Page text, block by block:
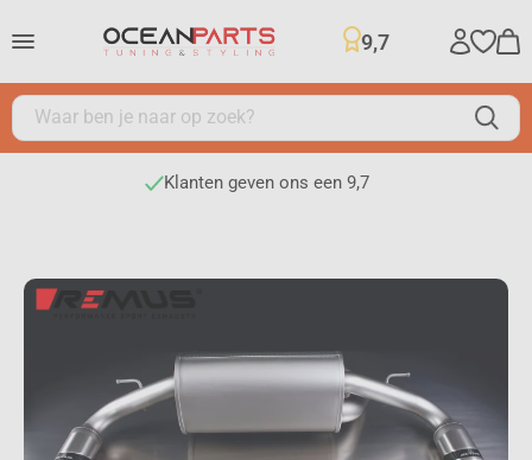
9,7
Klanten geven ons een 9,7